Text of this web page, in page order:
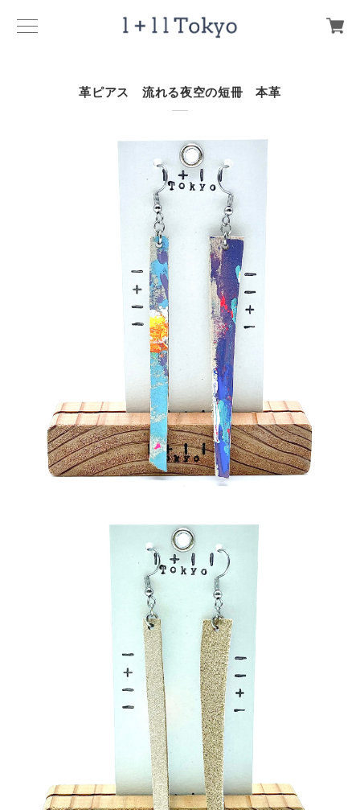
革ピアス 流れる夜空の短冊 本革